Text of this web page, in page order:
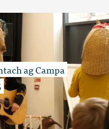
ag Campa